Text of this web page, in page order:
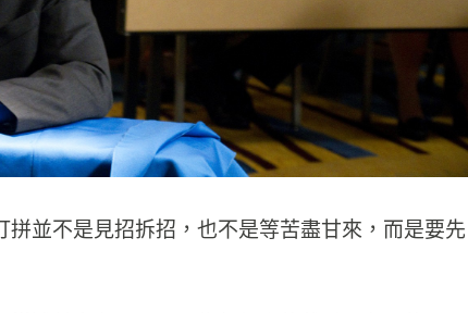
並不是見招拆招，也不是等苦盡甘來，而是要先